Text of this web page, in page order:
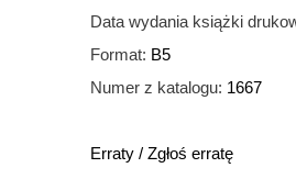
Data wydania książki
Format: B5
Numer z katalogu: 1667
Erraty / Zgłoś erratę